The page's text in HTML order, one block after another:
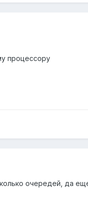
процессору
очередей, да